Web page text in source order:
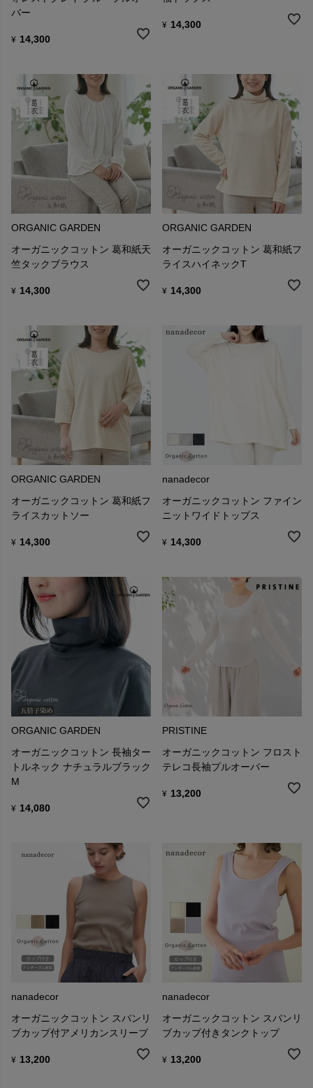
バー
¥ 14,300
¥ 14,300
ORGANIC GARDEN
オーガニックコットン 葛和紙天
竺タックブラウス
¥ 14,300
ORGANIC GARDEN
オーガニックコットン 葛和紙フ
ライスハイネックT
¥ 14,300
ORGANIC GARDEN
オーガニックコットン 葛和紙フ
ライスカットソー
¥ 14,300
nanadecor
オーガニックコットン ファイン
ニットワイドトップス
¥ 14,300
ORGANIC GARDEN
オーガニックコットン 長袖ター
トルネック ナチュラルブラック
M
¥ 14,080
PRISTINE
オーガニックコットン フロスト
テレコ長袖プルオーバー
¥ 13,200
nanadecor
オーガニックコットン スパンリ
ブカップ付アメリカンスリーブ
¥ 13,200
nanadecor
オーガニックコットン スパンリ
ブカップ付きタンクトップ
¥ 13,200